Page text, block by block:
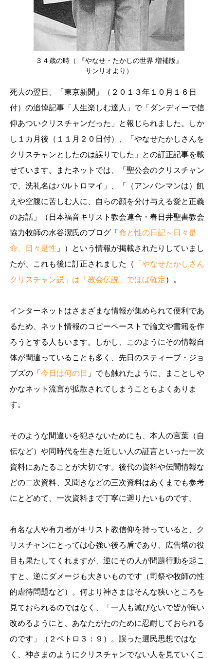
３４歳の時（ 『やなせ・たかしの世界 増補版』
サンリオより）
死去の翌日、「東京新聞」（２０１３年１０月１６日
付）の追悼記事「人生楽しむ達人」で「ダンディーで信
仰あついクリスチャンだった」と報じられました。しか
し１カ月後（１１月２０日付）、「やなせたかしさんを
クリスチャンとしたのは誤りでした」との訂正記事を載
せています。またネットでは、「聖公会のクリスチャン
で、洗礼名はバルトロマイ」、「（アンパンマンは）飢
えや空腹に苦しむ人に、自らの顔を分け与える愛と正義
のお話」（日本福音キリスト教会連合・春日井聖書教会
協力牧師の水谷潔氏のブログ「 命と性の日記～日々是
命、日々是性 」）という情報が掲載されたりしていまし
たが、これも後に訂正されました（
「やなせたかしさん
クリスチャン説」は「教会伝説」でほぼ確定）。
インターネットはさまざまな情報が集められて便利であ
るため、ネット情報のコピーペーストで論文や書籍を作
ろうとする人もいます。しかし、このようにその情報自
体が間違っていることも多く、先日のスティーブ・ジョ
ブズの「 今日は何の日 」でも触れたように、まことしや
かなネット流言が拡散されてしまうこともよくありま
す。
そのような間違いを犯さないためにも、本人の言葉（自
伝など）や同時代を生きた近しい人の証言といった一次
資料にあたることが大切です。後代の資料や伝聞情報な
どの二次資料、又聞きなどの三次資料はあくまでも参考
にとどめて、一次資料まで丁寧に遡りたいものです。
有名な人や有力者がキリスト教信仰を持っていると、ク
リスチャンにとっては心強い後ろ盾であり、広告塔の役
目も果たしてくれますが、逆にその人が問題行動を起こ
すと、逆にダメージも大きいものです（司祭や牧師の性
的虐待問題など）。何より神さまはそんな狭いところを
見ておられるのではなく、「一人も滅びないで皆が悔い
改めるようにと、あなたがたのために忍耐しておられる
のです」（２ペトロ３：９）。誤った選民思想ではな
く、神さまのようにクリスチャンでない人を見ていくこ